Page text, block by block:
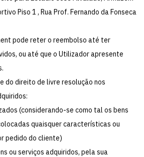
Piso 1 , Rua Prof. Fernando da Fonseca
pode reter o reembolso até ter
ou até que o Utilizador apresente
do direito de livre resolução nos
(considerando-se como tal os bens
quaisquer características ou
pedido do cliente)
ou serviços adquiridos, pela sua